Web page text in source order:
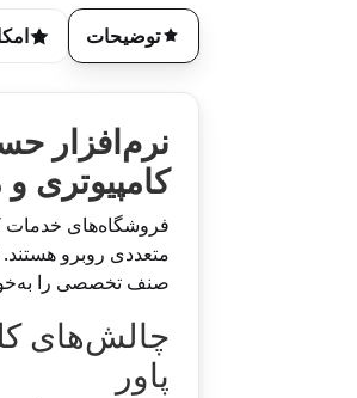
توضیحات
نرم‌افزار
کامپیوتری
فروشگاه‌های خدمات
متعددی روبرو
صنف تخصصی را
چالش‌های
پاور